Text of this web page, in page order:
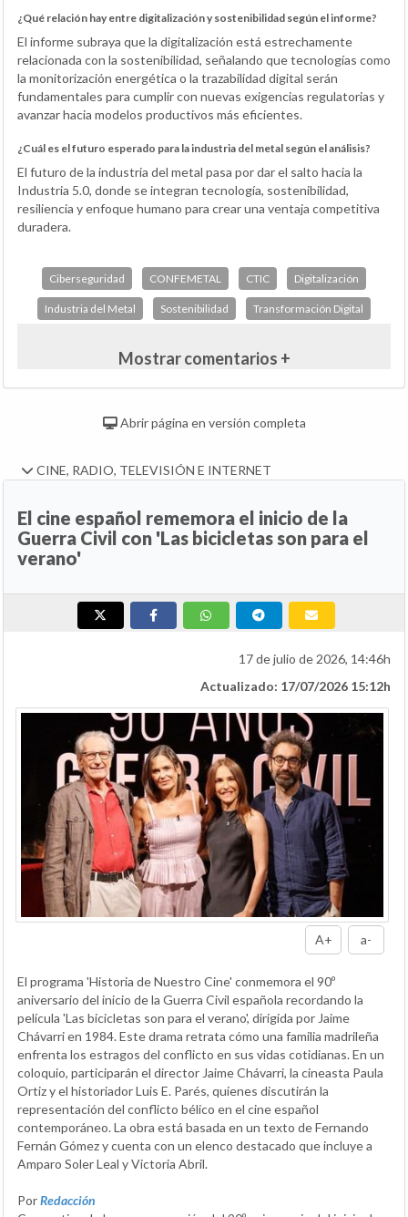
¿Qué relación hay entre digitalización y sostenibilidad según el informe?
El informe subraya que la digitalización está estrechamente
relacionada con la sostenibilidad, señalando que tecnologías como
la monitorización energética o la trazabilidad digital serán
fundamentales para cumplir con nuevas exigencias regulatorias y
avanzar hacia modelos productivos más eficientes.
¿Cuál es el futuro esperado para la industria del metal según el análisis?
El futuro de la industria del metal pasa por dar el salto hacia la
Industria 5.0, donde se integran tecnología, sostenibilidad,
resiliencia y enfoque humano para crear una ventaja competitiva
duradera.
Ciberseguridad CONFEMETAL CTIC Digitalización
Industria del Metal Sostenibilidad Transformación Digital
Mostrar comentarios +
Abrir página en versión completa
CINE, RADIO, TELEVISIÓN E INTERNET
El cine español rememora el inicio de la
Guerra Civil con 'Las bicicletas son para el
verano'
17 de julio de 2026, 14:46h
Actualizado: 17/07/2026 15:12h
A+ a-
El programa 'Historia de Nuestro Cine' conmemora el 90º
aniversario del inicio de la Guerra Civil española recordando la
película 'Las bicicletas son para el verano', dirigida por Jaime
Chávarri en 1984. Este drama retrata cómo una familia madrileña
enfrenta los estragos del conflicto en sus vidas cotidianas. En un
coloquio, participarán el director Jaime Chávarri, la cineasta Paula
Ortiz y el historiador Luis E. Parés, quienes discutirán la
representación del conflicto bélico en el cine español
contemporáneo. La obra está basada en un texto de Fernando
Fernán Gómez y cuenta con un elenco destacado que incluye a
Amparo Soler Leal y Victoria Abril.
PorRedacción